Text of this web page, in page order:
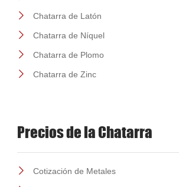
Chatarra de Latón
Chatarra de Níquel
Chatarra de Plomo
Chatarra de Zinc
Precios de la Chatarra
Cotización de Metales